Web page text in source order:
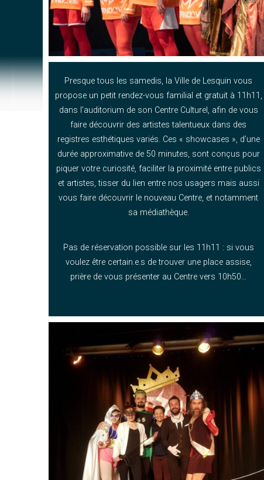
Presque tous les samedis, la Ville de Lesquin vous
propose un petit rendez-vous familial et gratuit à 11h11,
dans l’auditorium de son Centre Culturel, afin de vous
faire découvrir des artistes talentueux dans des
registres esthétiques variés. Ces « showcases », d’une
durée approximative de 50 minutes, sont conçus pour
piquer votre curiosité, faciliter la proximité entre publics
et artistes, tisser du lien entre nos usagers mais aussi
vous faire découvrir le nouveau Centre, et notamment
sa médiathèque.
Pas de réservation possible sur les 11h11 : si vous
voulez être certain.e.s de trouver une place assise,
prière de vous présenter au Centre vers 10h50…